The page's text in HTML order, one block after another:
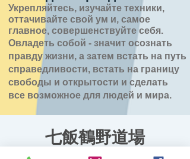
Укрепляйтесь, изучайте техники,
оттачивайте свой ум и, самое
главное, совершенствуйте себя.
Овладеть собой - значит осознать
правду жизни, а затем встать на путь
справедливости, встать на границу
свободы и открытости и сделать
все возможное для людей и мира.
七飯鶴野道場